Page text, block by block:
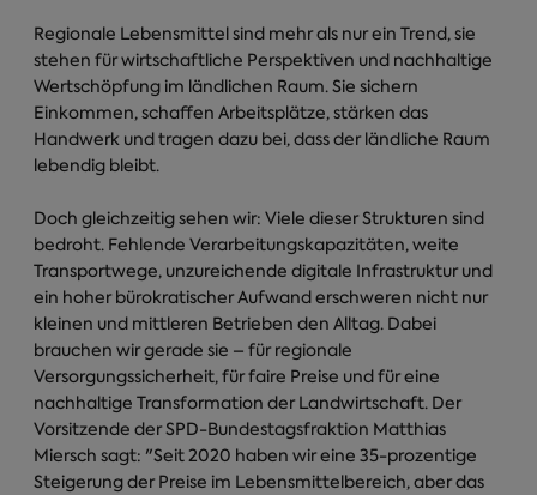
Regionale Lebensmittel sind mehr als nur ein Trend, sie
stehen für wirtschaftliche Perspektiven und nachhaltige
Wertschöpfung im ländlichen Raum. Sie sichern
Einkommen, schaffen Arbeitsplätze, stärken das
Handwerk und tragen dazu bei, dass der ländliche Raum
lebendig bleibt.
Doch gleichzeitig sehen wir: Viele dieser Strukturen sind
bedroht. Fehlende Verarbeitungskapazitäten, weite
Transportwege, unzureichende digitale Infrastruktur und
ein hoher bürokratischer Aufwand erschweren nicht nur
kleinen und mittleren Betrieben den Alltag. Dabei
brauchen wir gerade sie – für regionale
Versorgungssicherheit, für faire Preise und für eine
nachhaltige Transformation der Landwirtschaft. Der
Vorsitzende der SPD-Bundestagsfraktion Matthias
Miersch sagt: "Seit 2020 haben wir eine 35-prozentige
Steigerung der Preise im Lebensmittelbereich, aber das